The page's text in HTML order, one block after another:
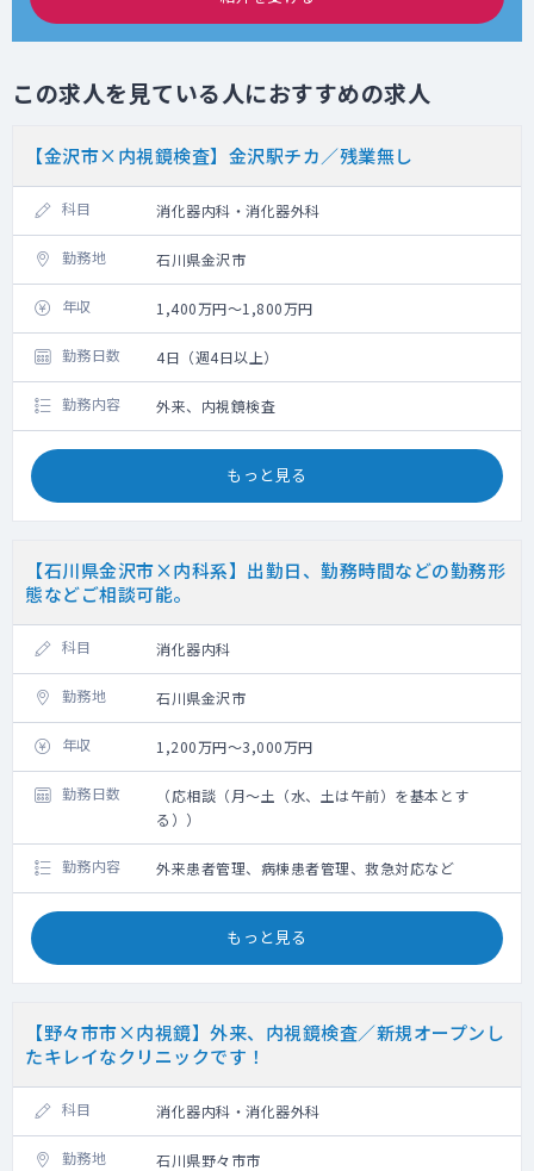
この求人を見ている人におすすめの求人
【金沢市×内視鏡検査】金沢駅チカ／残業無し
科目 消化器内科・消化器外科
勤務地 石川県金沢市
年収 1,400万円～1,800万円
勤務日数 4日（週4日以上）
勤務内容 外来、内視鏡検査
もっと見る
【石川県金沢市×内科系】出勤日、勤務時間などの勤務形
態などご相談可能。
科目 消化器内科
勤務地 石川県金沢市
年収 1,200万円～3,000万円
勤務日数
（応相談（月～土（水、土は午前）を基本とす
る））
勤務内容 外来患者管理、病棟患者管理、救急対応など
もっと見る
【野々市市×内視鏡】外来、内視鏡検査／新規オープンし
たキレイなクリニックです！
科目 消化器内科・消化器外科
勤務地 石川県野々市市